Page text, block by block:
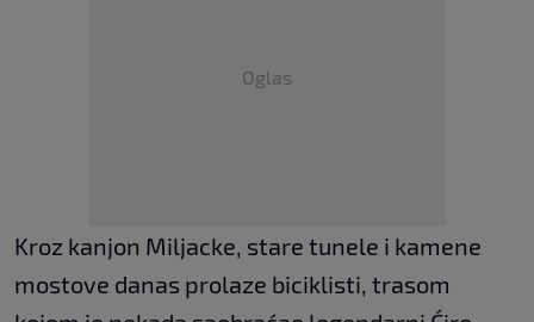
Oglas
Kroz kanjon Miljacke, stare tunele i kamene
mostove danas prolaze biciklisti, trasom